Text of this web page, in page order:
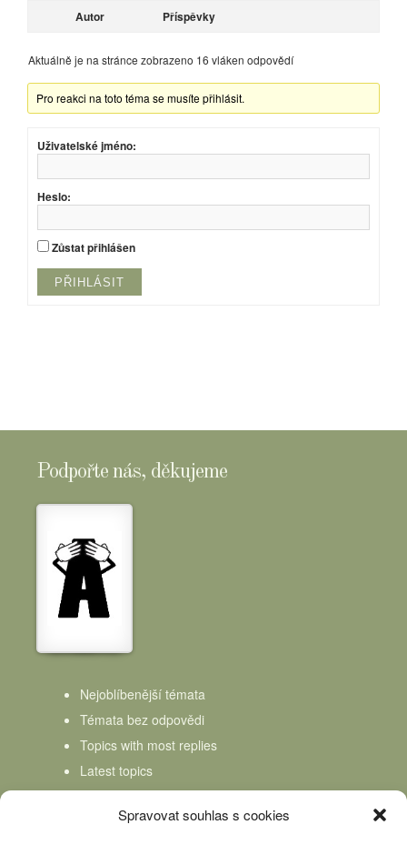
Spravovat souhlas s cookies
Autor Příspěvky
Aktuálně je na stránce zobrazeno 16 vláken odpovědí
Pro reakci na toto téma se musíte přihlásit.
Uživatelské jméno:
Heslo:
Zůstat přihlášen
PŘIHLÁSIT
Podpořte nás, děkujeme
Nejoblíbenější témata
Témata bez odpovědi
Topics with most replies
Latest topics
Topics Freshness